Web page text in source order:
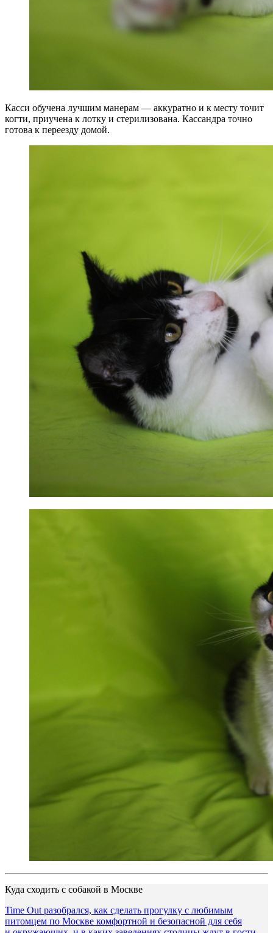
Касси обучена лучшим манерам — аккуратно и к месту точит
когти, приучена к лотку и стерилизована. Кассандра точно
готова к переезду домой.
Куда сходить с собакой в Москве
Time Out разобрался, как сделать прогулку с любимым
питомцем по Москве комфортной и безопасной для себя